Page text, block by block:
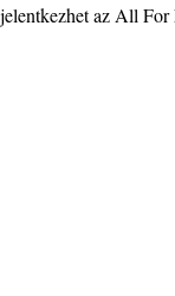
jelentkezhet az All For